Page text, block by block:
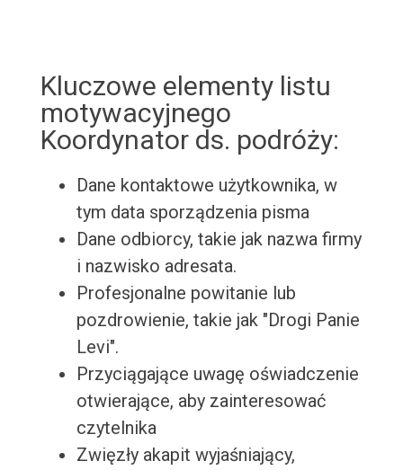
Kluczowe elementy listu
motywacyjnego
Koordynator ds. podróży:
Dane kontaktowe użytkownika, w
tym data sporządzenia pisma
Dane odbiorcy, takie jak nazwa firmy
i nazwisko adresata.
Profesjonalne powitanie lub
pozdrowienie, takie jak "Drogi Panie
Levi".
Przyciągające uwagę oświadczenie
otwierające, aby zainteresować
czytelnika
Zwięzły akapit wyjaśniający,